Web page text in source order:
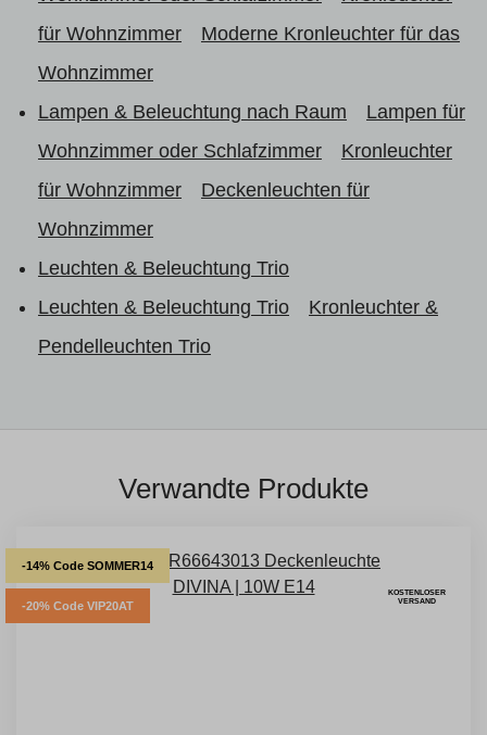
für Wohnzimmer
Moderne Kronleuchter für das
Wohnzimmer
Lampen & Beleuchtung nach Raum
Lampen für
Wohnzimmer oder Schlafzimmer
Kronleuchter
für Wohnzimmer
Deckenleuchten für
Wohnzimmer
Leuchten & Beleuchtung Trio
Leuchten & Beleuchtung Trio
Kronleuchter &
Pendelleuchten Trio
Verwandte Produkte
-14% Code SOMMER14
-20% Code VIP20AT
KOSTENLOSER
VERSAND